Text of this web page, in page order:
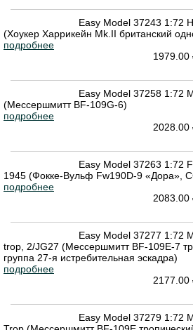
Easy Model 37243 1:72
(Хоукер Харрикейн Mk.II британский
подробнее
1979.00
Easy Model 37258 1:72
(Мессершмитт BF-109G-6)
подробнее
2028.00
Easy Model 37263 1:72
1945 (Фокке-Вульф Fw190D-9 «Дора»,
подробнее
2083.00
Easy Model 37277 1:72
trop, 2/JG27 (Мессершмитт BF-109E-7
группа 27-я истребительная эскадра)
подробнее
2177.00
Easy Model 37279 1:72